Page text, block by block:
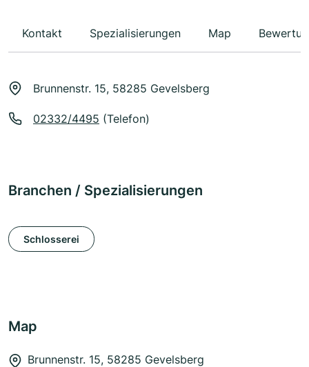
Kontakt Spezialisierungen Map
Brunnenstr. 15, 58285 Gevelsberg
02332/4495 (Telefon)
Branchen / Spezialisierungen
Schlosserei
Map
Brunnenstr. 15, 58285 Gevelsberg